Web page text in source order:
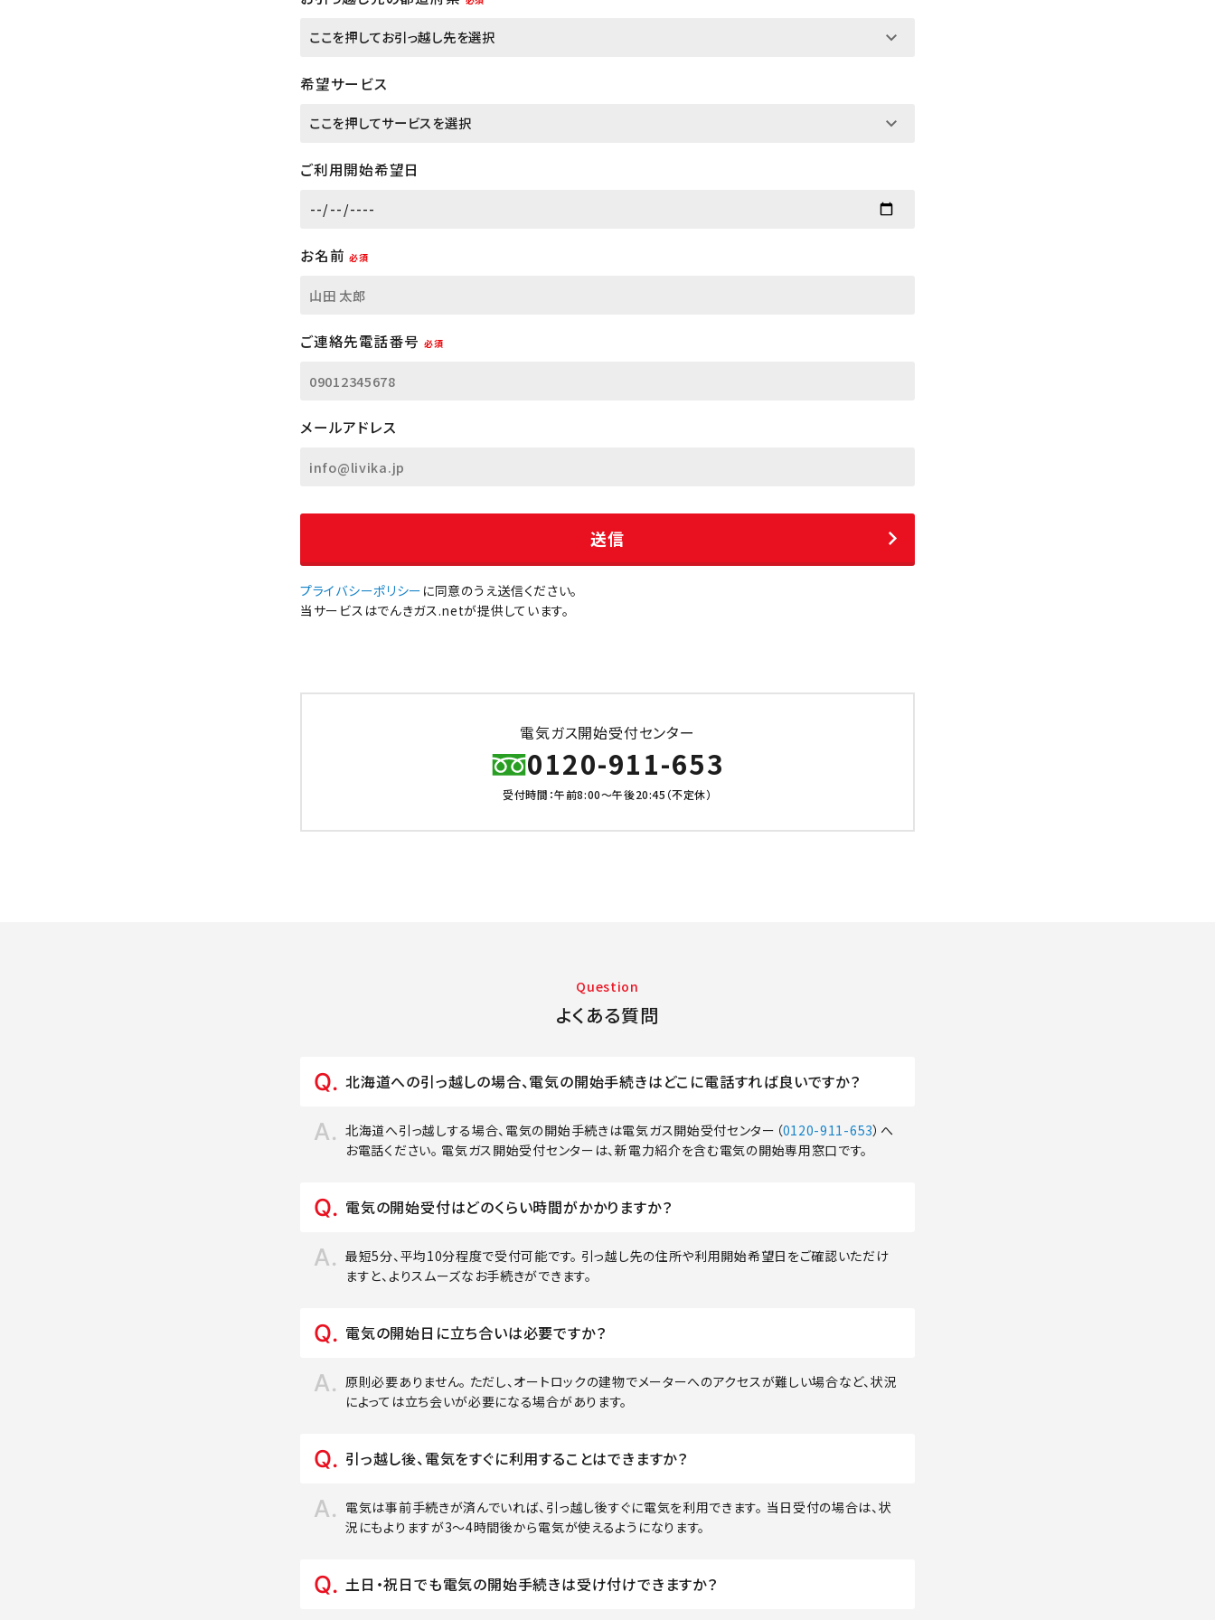
希望サービス
ご利用開始希望日
お名前 必須
ご連絡先電話番号 必須
メールアドレス
プライバシーポリシー に同意のうえ送信ください。
当サービスはでんきガス.netが提供しています。
電気ガス開始受付センター
0120-911-653
受付時間：午前8:00～午後20:45（不定休）
Question
よくある質問
北海道への引っ越しの場合、電気の開始手続きはどこに電話すれば良いですか？
北海道へ引っ越しする場合、電気の開始手続きは電気ガス開始受付センター（0120-911-653）へ
お電話ください。 電気ガス開始受付センターは、新電力紹介を含む電気の開始専用窓口です。
電気の開始受付はどのくらい時間がかかりますか？
最短5分、平均10分程度で受付可能です。 引っ越し先の住所や利用開始希望日をご確認いただけ
ますと、よりスムーズなお手続きができます。
電気の開始日に立ち合いは必要ですか？
原則必要ありません。 ただし、オートロックの建物でメーターへのアクセスが難しい場合など、状況
によっては立ち会いが必要になる場合があります。
引っ越し後、電気をすぐに利用することはできますか？
電気は事前手続きが済んでいれば、引っ越し後すぐに電気を利用できます。 当日受付の場合は、状
況にもよりますが3～4時間後から電気が使えるようになります。
土日・祝日でも電気の開始手続きは受け付けできますか？